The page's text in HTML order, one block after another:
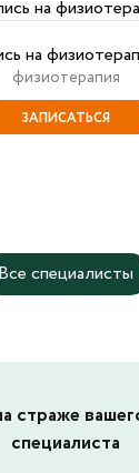
на
физиотерапия
ЗАПИСАТЬСЯ
Все специалисты
страже
специалиста